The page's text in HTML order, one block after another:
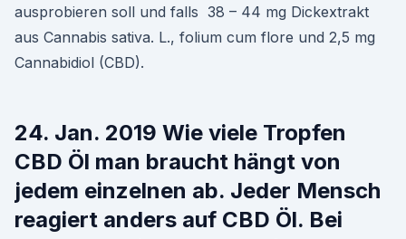
ausprobieren soll und falls 38 – 44 mg Dickextrakt
aus Cannabis sativa. L., folium cum flore und 2,5 mg
Cannabidiol (CBD).
24. Jan. 2019 Wie viele Tropfen
CBD Öl man braucht hängt von
jedem einzelnen ab. Jeder Mensch
reagiert anders auf CBD Öl. Bei